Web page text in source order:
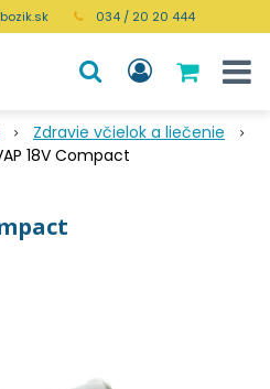
034 / 20 20 444
Zdravie včielok a liečenie
18V Compact